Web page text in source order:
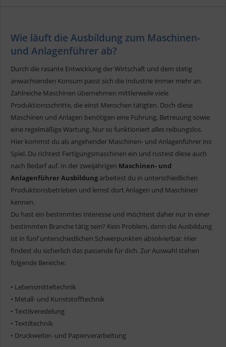
Wie läuft die Ausbildung zum Maschinen-
und Anlagenführer ab?
Durch die rasante Entwicklung der Wirtschaft und dem stetig
anwachsenden Konsum passt sich die Industrie immer mehr an.
Zahlreiche Maschinen übernehmen mittlerweile viele
Produktionsschritte, die einst Menschen tätigten. Doch diese
Maschinen und Anlagen benötigen eine Führung, Betreuung sowie
eine regelmäßige Wartung. Nur so funktioniert alles reibungslos.
Hier kommst du als angehender Maschinen- und Anlagenführer ins
Spiel. Du richtest Fertigungsmaschinen ein und rüstest diese auch
nach Bedarf auf. In der zweijährigen Maschinen- und
Anlagenführer Ausbildung arbeitest du in unterschiedlichen
Produktionsbetrieben und lernst dort Anlagen und Maschinen
kennen.
Du hast ein bestimmtes Interesse und möchtest daher nur in einer
bestimmten Branche tätig sein? Kein Problem, denn die Ausbildung
ist in fünf unterschiedlichen Schwerpunkten absolvierbar. Hier
findest du sicherlich das passende für dich. Zur Auswahl stehen
folgende Bereiche:
• Lebensmitteltechnik
• Metall- und Kunststofftechnik
• Textilveredelung
• Textiltechnik
• Druckweiter- und Papierverarbeitung